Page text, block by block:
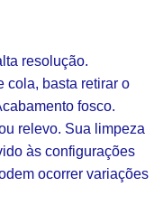
resolução.
cola, basta retirar o
fosco.
relevo. Sua limpeza
às configurações
ocorrer variações